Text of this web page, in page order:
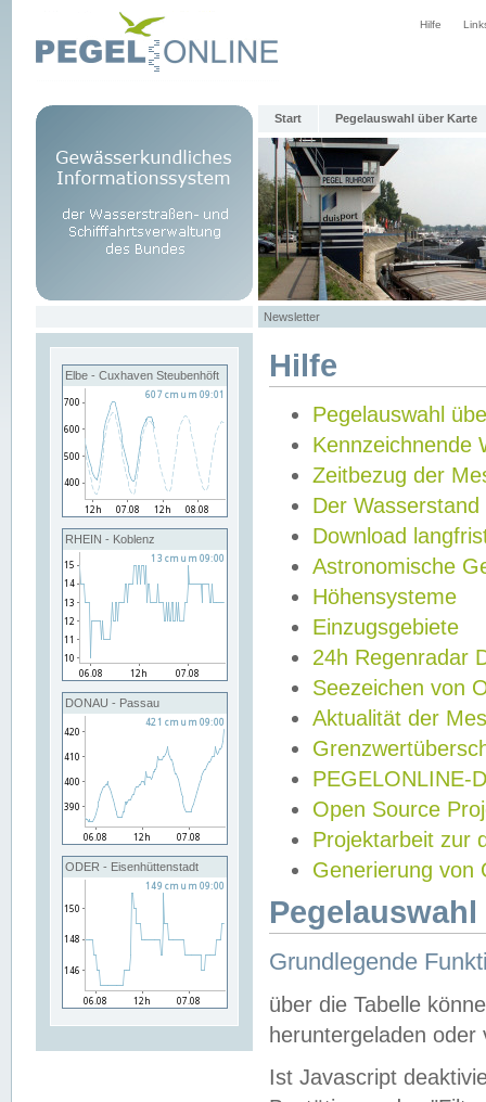
Hilfe
Start Pegelauswahl über Karte
Newsletter
Elbe - Cuxhaven Steubenhöft
RHEIN - Koblenz
DONAU - Passau
ODER - Eisenhüttenstadt
Hilfe
Pegelauswahl
Kennzeichnende
Zeitbezug der
Der Wasserstand
Download
Astronomische
Höhensysteme
Einzugsgebiete
24h Regenradar
Seezeichen von
Aktualität der
PEGELONLINE-
Open Source
Projektarbeit zur
Generierung von
Grundlegende
über die Tabelle
heruntergeladen oder
Ist Javascript